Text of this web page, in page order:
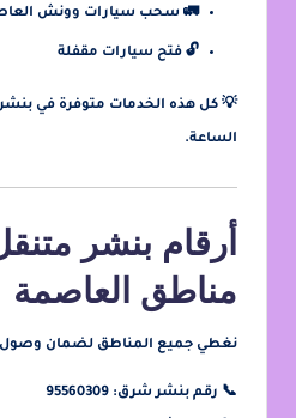
🚛 سحب سيارات وونش
🔓 فتح سيارات مقفلة
💡 كل هذه الخدمات متوفرة في
الساعة.
أرقام بنشر
مناطق العاصمة
نغطي جميع المناطق لضمان وصول
📞 رقم بنشر شرق: 95560309